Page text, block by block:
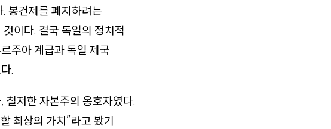
봉건제를 폐지하려는
이다. 결국 독일의 정치적
주아 계급과 독일 제국
.
철저한 자본주의 옹호자였다.
최상의 가치”라고 봤기